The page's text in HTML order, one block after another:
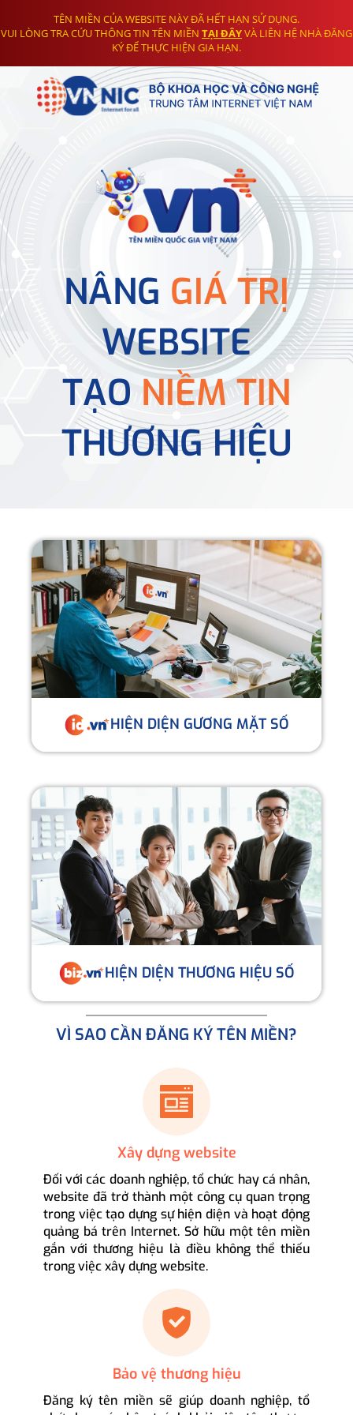
TÊN MIỀN CỦA WEBSITE NÀY ĐÃ HẾT HẠN SỬ DỤNG.
VUI LÒNG TRA CỨU THÔNG TIN TÊN MIỀN TẠI ĐÂYVÀ LIÊN HỆ NHÀ ĐĂNG
KÝ ĐỂ THỰC HIỆN GIA HẠN.
NÂNG GIÁ TRỊ
WEBSITE
TẠONIỀM TIN
THƯƠNG HIỆU
HIỆN DIỆN GƯƠNG MẶT SỐ
HIỆN DIỆN THƯƠNG HIỆU SỐ
VÌ SAO CẦN ĐĂNG KÝ TÊN MIỀN?
Xây dựng website
Đối với các doanh nghiệp, tổ chức hay cá nhân,
website đã trở thành một công cụ quan trọng
trong việc tạo dựng sự hiện diện và hoạt động
quảng bá trên Internet. Sở hữu một tên miền
gắn với thương hiệu là điều không thể thiếu
trong việc xây dựng website.
Bảo vệ thương hiệu
Đăng ký tên miền sẽ giúp doanh nghiệp, tổ